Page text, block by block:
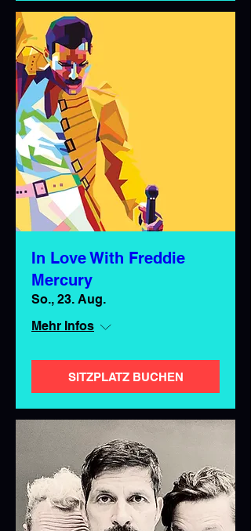
In Love With Freddie
Mercury
So., 23. Aug.
Mehr Infos
SITZPLATZ BUCHEN